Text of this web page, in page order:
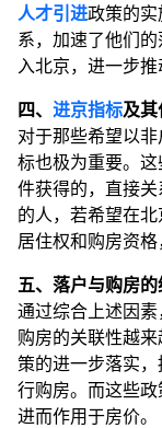
人才引进政策的实
系，加速了他们
入北京，进一步推
四、 进京指标及其
对于那些希望以
标也极为重要。
件获得的，直接
的人，若希望在
居住权和购房资格
五、落户与购房
通过综合上述因
购房的关联性越
策的进一步落实，
行购房。而这些政
进而作用于房价。